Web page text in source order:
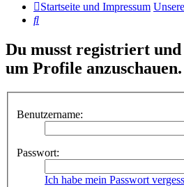
Startseite und Impressum
Suche
Du musst registriert und
um Profile anzuschauen.
Benutzername:
Passwort:
Ich habe mein Passwort